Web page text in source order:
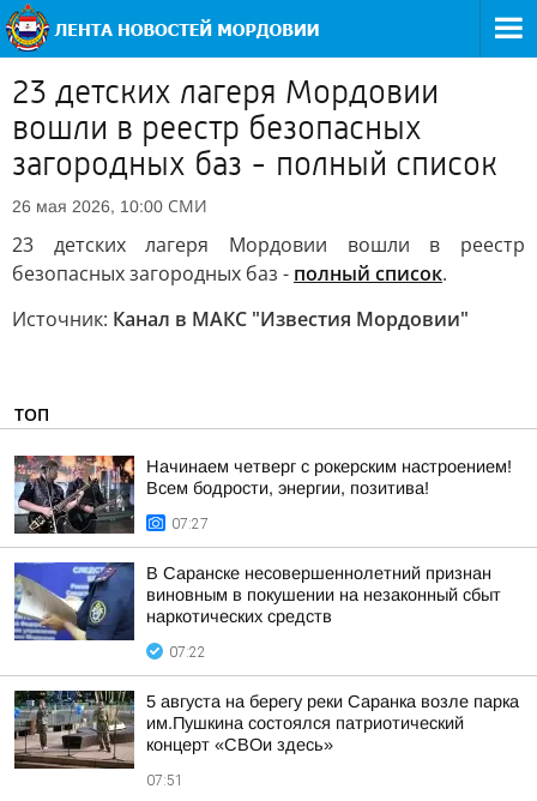
23 детских лагеря Мордовии
вошли в реестр безопасных
загородных баз - полный список
26 мая 2026, 10:00 СМИ
23 детских лагеря Мордовии вошли в реестр
безопасных загородных баз - полный список.
Источник: Канал в МАКС "Известия Мордовии"
ТОП
Начинаем четверг с рокерским настроением!
Всем бодрости, энергии, позитива!
07:27
В Саранске несовершеннолетний признан
виновным в покушении на незаконный сбыт
наркотических средств
07:22
5 августа на берегу реки Саранка возле парка
им.Пушкина состоялся патриотический
концерт «СВОи здесь»
07:51